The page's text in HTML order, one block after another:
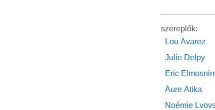
szereplők:
Lou Avarez
Julie Delpy
Eric
Aure Atika
Noémie